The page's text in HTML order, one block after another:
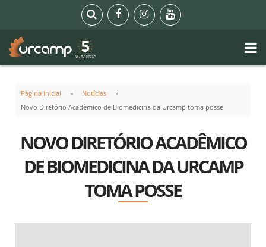
Página Inicial
Notícias
Novo Diretório Acadêmico de Biomedicina da Urcamp toma posse
NOVO DIRETÓRIO ACADÊMICO
DE BIOMEDICINA DA URCAMP
TOMA POSSE